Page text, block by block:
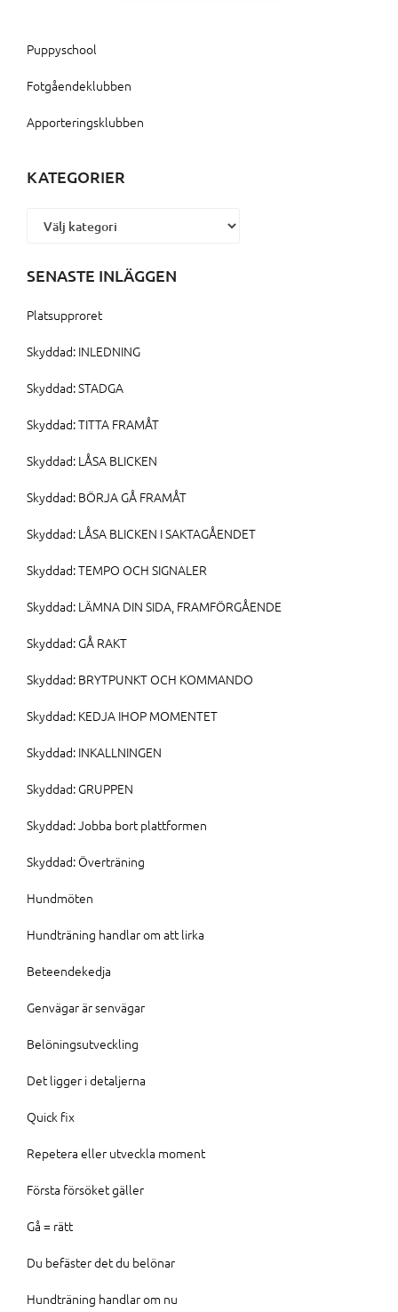
Puppyschool
Fotgåendeklubben
Apporteringsklubben
KATEGORIER
Kategorier
SENASTE INLÄGGEN
Platsupproret
Skyddad: INLEDNING
Skyddad: STADGA
Skyddad: TITTA FRAMÅT
Skyddad: LÅSA BLICKEN
Skyddad: BÖRJA GÅ FRAMÅT
Skyddad: LÅSA BLICKEN I SAKTAGÅENDET
Skyddad: TEMPO OCH SIGNALER
Skyddad: LÄMNA DIN SIDA, FRAMFÖRGÅENDE
Skyddad: GÅ RAKT
Skyddad: BRYTPUNKT OCH KOMMANDO
Skyddad: KEDJA IHOP MOMENTET
Skyddad: INKALLNINGEN
Skyddad: GRUPPEN
Skyddad: Jobba bort plattformen
Skyddad: Överträning
Hundmöten
Hundträning handlar om att lirka
Beteendekedja
Genvägar är senvägar
Belöningsutveckling
Det ligger i detaljerna
Quick fix
Repetera eller utveckla moment
Första försöket gäller
Gå = rätt
Du befäster det du belönar
Hundträning handlar om nu